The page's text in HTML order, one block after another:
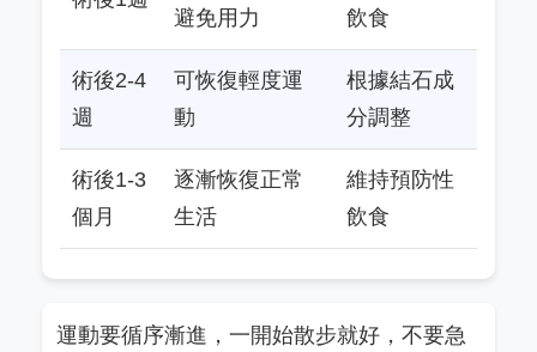
避免用力
飲食
術後2-4
週
可恢復輕度運
動
根據結石成
分調整
術後1-3
個月
逐漸恢復正常
生活
維持預防性
飲食
運動要循序漸進，一開始散步就好，不要急